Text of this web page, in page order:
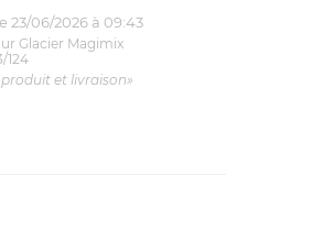
23/06/2026 à 09:43
Glacier Magimix
124
produit et livraison»